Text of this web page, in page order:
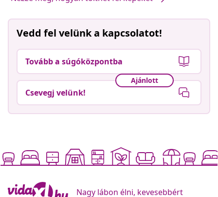
Vedd fel velünk a kapcsolatot!
Tovább a súgóközpontba
Ajánlott
Csevegj velünk!
Nagy lábon élni, kevesebbért